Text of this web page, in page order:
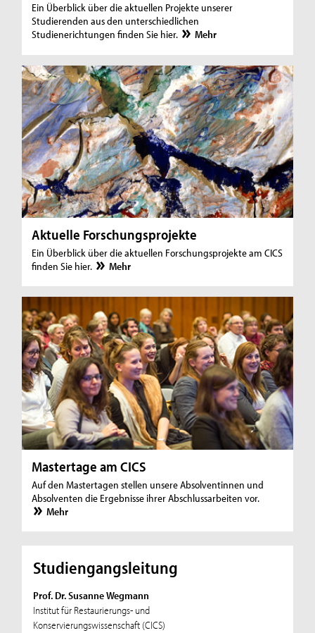
Ein Überblick über die aktuellen Projekte unserer
Studierenden aus den unterschiedlichen
Studienerichtungen finden Sie hier.
Mehr
Aktuelle Forschungsprojekte
Ein Überblick über die aktuellen Forschungsprojekte am CICS
finden Sie hier.
Mehr
Mastertage am CICS
Auf den Mastertagen stellen unsere Absolventinnen und
Absolventen die Ergebnisse ihrer Abschlussarbeiten vor.
Mehr
Studiengangsleitung
Prof. Dr. Susanne Wegmann
Institut für Restaurierungs- und
Konservierungswissenschaft (CICS)